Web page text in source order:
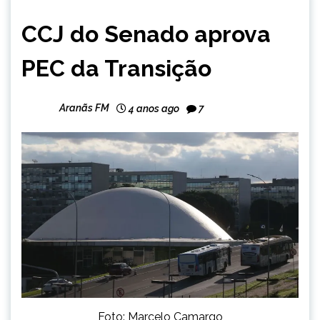
NOTÍCIAS
CCJ do Senado aprova
PEC da Transição
Aranãs FM 4 anos ago 7
Foto: Marcelo Camargo